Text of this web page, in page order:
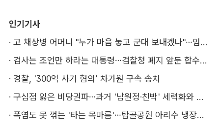
인기기사
·
고 채상병 어머니 "누가 마음 놓고 군대 보내겠나"…임성근 징역 3년에 분통
·
검사는 조언만 하라는 대통령…검찰청 폐지 앞둔 합수본 '딜레마'
· 경찰, '300억 사기 혐의' 차가원 구속 송치
·
구심점 잃은 비당권파…과거 '남원정·친박' 세력화와 다른 점은
·
폭염도 못 꺾는 '타는 목마름'…탑골공원 아리수 냉장고 가보니